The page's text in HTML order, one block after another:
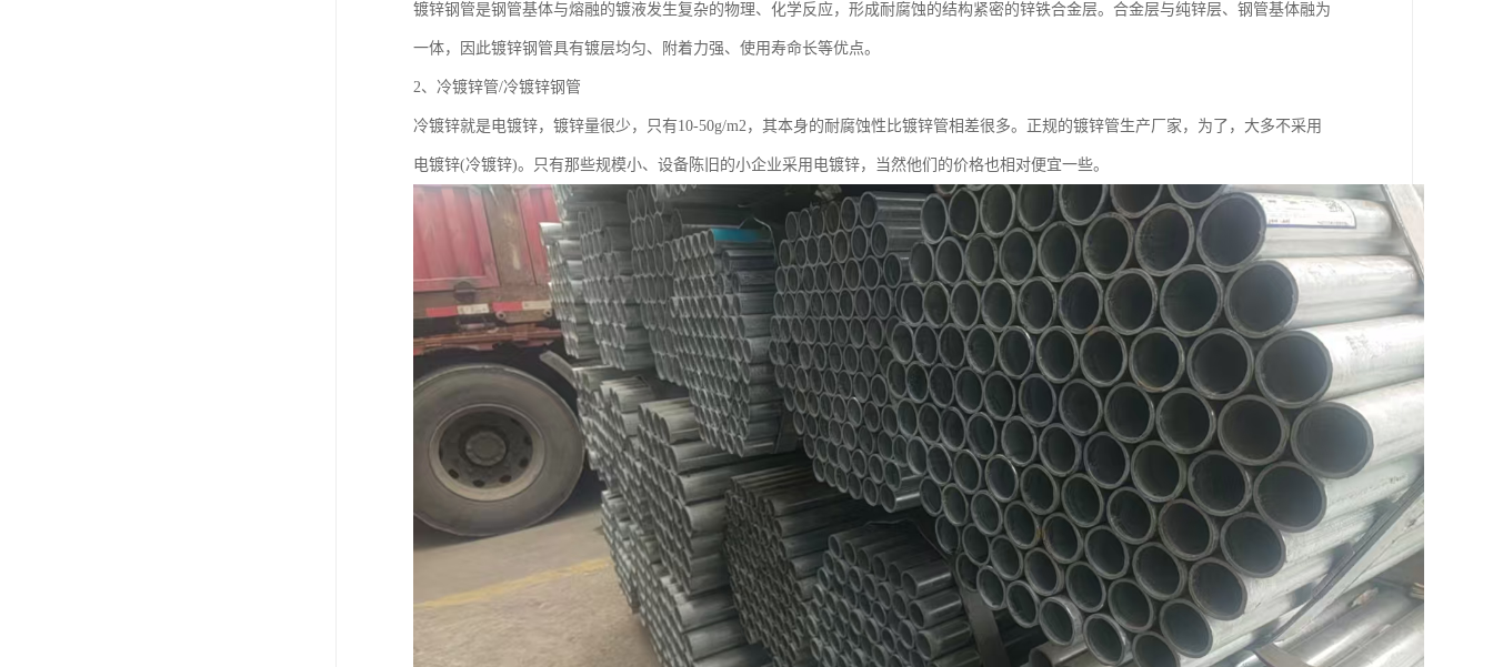
镀锌钢管是钢管基体与熔融的镀液发生复杂的物理、化学反应，形成耐腐蚀的结构紧密的锌铁合金层。合金层与纯锌层、钢管基体融为
一体，因此镀锌钢管具有镀层均匀、附着力强、使用寿命长等优点。
2、冷镀锌管/冷镀锌钢管
冷镀锌就是电镀锌，镀锌量很少，只有10-50g/m2，其本身的耐腐蚀性比镀锌管相差很多。正规的镀锌管生产厂家，为了，大多不采用
电镀锌(冷镀锌)。只有那些规模小、设备陈旧的小企业采用电镀锌，当然他们的价格也相对便宜一些。